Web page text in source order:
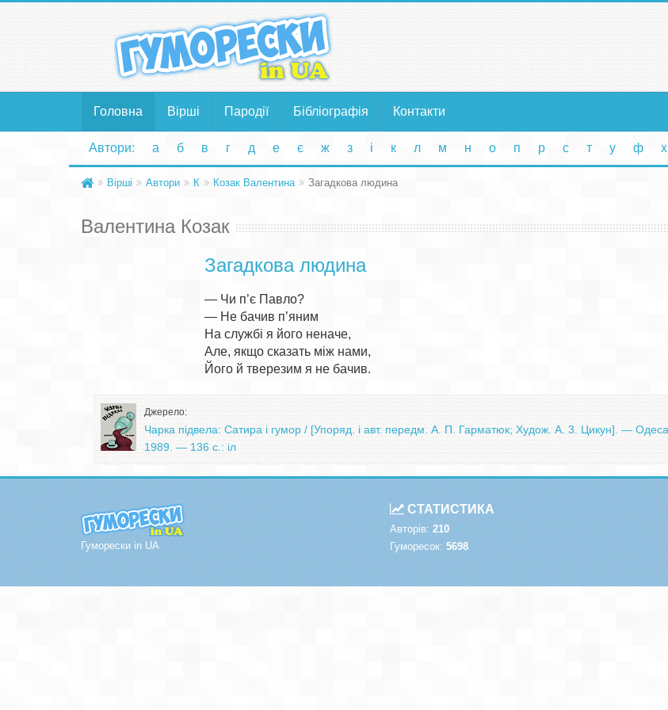
Головна Вірші Пародії Бібліографія Контакти
Автори: а б в г д е є ж з і к л м н о п р с т у ф х
Вірші Автори К Козак Валентина Загадкова людина
Валентина Козак
Загадкова людина
— Чи п’є Павло?
— Не бачив п’яним
На службі я його неначе,
Але, якщо сказать між нами,
Джерело:
Чарка підвела: Сатира і гумор / [Упоряд. і авт. передм. А. П. Гарматюк; Худож. А. 3. Цикун]. —
1989. — 136 с.: іл
Гуморески in UA
СТАТИСТИКА
Авторів: 210
Гуморесок: 5698